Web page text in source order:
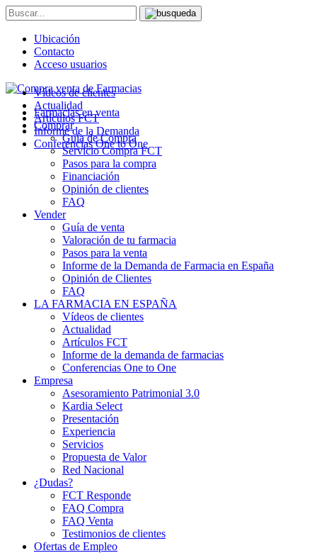
Ubicación
Contacto
Acceso usuarios
Farmacias en venta
Comprar
Guía de Compra
Servicio Compra FCT
Pasos para la compra
Financiación
Opinión de clientes
FAQ
Vender
Guía de venta
Valoración de tu farmacia
Pasos para la venta
Informe de la Demanda de Farmacia en España
Opinión de Clientes
FAQ
LA FARMACIA EN ESPAÑA
Vídeos de clientes
Actualidad
Artículos FCT
Informe de la demanda de farmacias
Conferencias One to One
Empresa
Asesoramiento Patrimonial 3.0
Kardia Select
Presentación
Experiencia
Servicios
Propuesta de Valor
Red Nacional
¿Dudas?
FCT Responde
FAQ Compra
FAQ Venta
Testimonios de clientes
Ofertas de Empleo
Vídeos de clientes
Actualidad
Artículos FCT
Informe de la Demanda
Conferencias One to One